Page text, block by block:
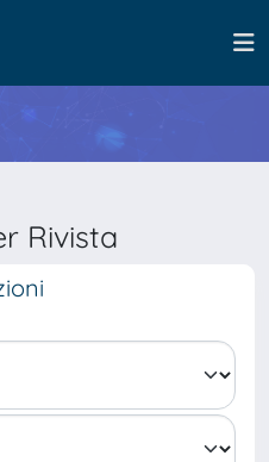
Rivista